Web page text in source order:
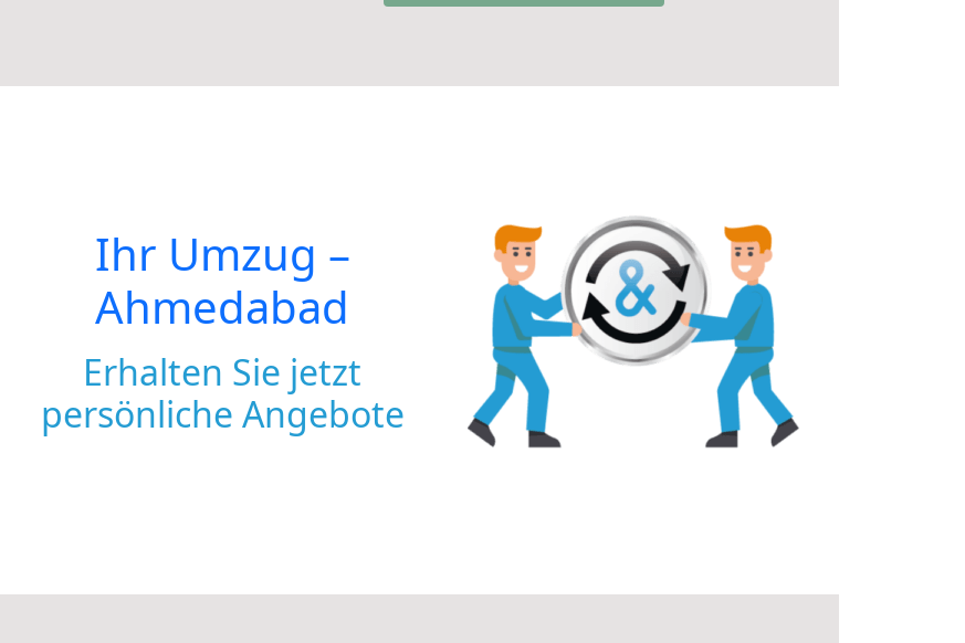
Ihr Umzug –
Ahmedabad
Erhalten Sie jetzt
persönliche Angebote